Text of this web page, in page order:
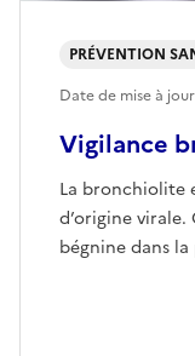
Vigilance
La bronchiolite
d’origine
bégnine dans
PRÉVENTION
Date de mise à